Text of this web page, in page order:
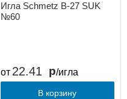
Игла Schmetz B-27 SUK
№60
от 22.41 /игла
В корзину